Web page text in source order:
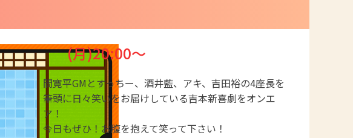
(月)20:00～
間寛平GMとすっちー、酒井藍、アキ、吉田裕の4座長を
筆頭に日々笑いをお届けしている吉本新喜劇をオンエ
ア！
今日もぜひ！お腹を抱えて笑って下さい！